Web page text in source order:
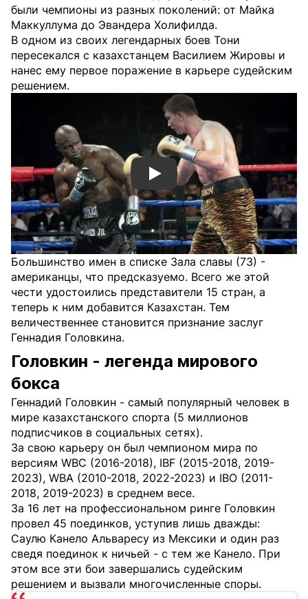
были чемпионы из разных поколений: от Майка
Маккуллума до Эвандера Холифилда.
В одном из своих легендарных боев Тони
пересекался с казахстанцем Василием Жировы и
нанес ему первое поражение в карьере судейским
решением.
Смотреть видео YouTube
Большинство имен в списке Зала славы (73) -
американцы, что предсказуемо. Всего же этой
чести удостоились представители 15 стран, а
теперь к ним добавится Казахстан. Тем
величественнее становится признание заслуг
Геннадия Головкина.
Головкин - легенда мирового
бокса
Геннадий Головкин - самый популярный человек в
мире казахстанского спорта (5 миллионов
подписчиков в социальных сетях).
За свою карьеру он был чемпионом мира по
версиям WBC (2016-2018), IBF (2015-2018, 2019-
2023), WBA (2010-2018, 2022-2023) и IBO (2011-
2018, 2019-2023) в среднем весе.
За 16 лет на профессиональном ринге Головкин
провел 45 поединков, уступив лишь дважды:
Саулю Канело Альваресу из Мексики и один раз
сведя поединок к ничьей - с тем же Канело. При
этом все эти бои завершались судейским
решением и вызвали многочисленные споры.